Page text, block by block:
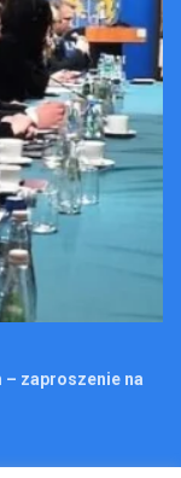
– zaproszenie na